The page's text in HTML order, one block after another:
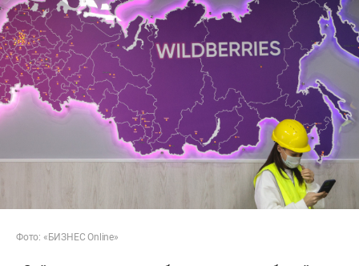
Фото: «БИЗНЕС Online»